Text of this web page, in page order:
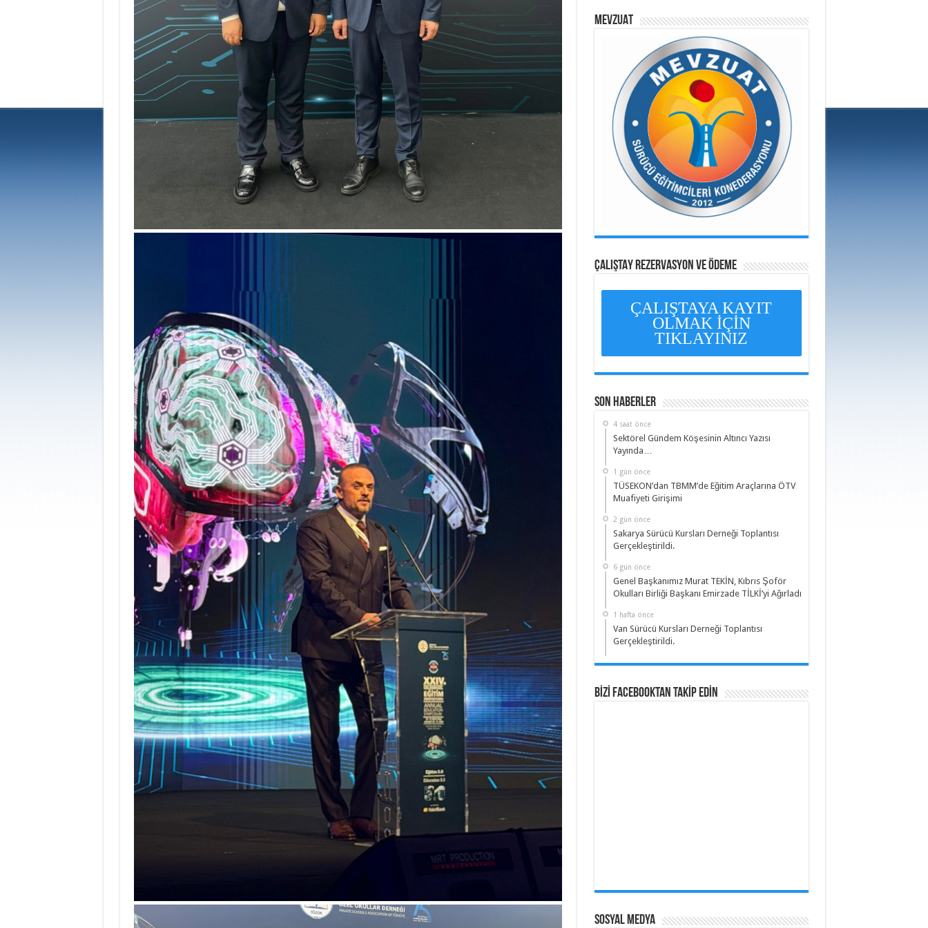
MEVZUAT
ÇALIŞTAY REZERVASYON VE ÖDEME
ÇALIŞTAYA KAYIT
OLMAK İÇİN
TIKLAYINIZ
Son Haberler
4 saat önce
Sektörel Gündem Köşesinin Altıncı Yazısı
Yayında…
1 gün önce
TÜSEKON’dan TBMM’de Eğitim Araçlarına ÖTV
Muafiyeti Girişimi
2 gün önce
Sakarya Sürücü Kursları Derneği Toplantısı
Gerçekleştirildi.
6 gün önce
Genel Başkanımız Murat TEKİN, Kıbrıs Şoför
Okulları Birliği Başkanı Emirzade TİLKİ’yi Ağırladı
1 hafta önce
Van Sürücü Kursları Derneği Toplantısı
Gerçekleştirildi.
BİZİ Facebooktan TAKİP EDİN
Sosyal Medya